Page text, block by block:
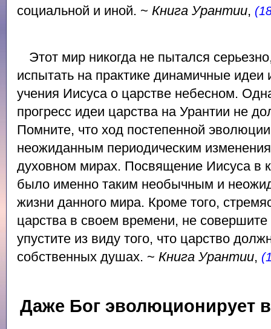
социальной и иной. ~ Книга Урантии,
Этот мир никогда не пытался
испытать на практике динамичные
учения Иисуса о царстве небесном.
прогресс идеи царства на Урантии не
Помните, что ход постепенной
неожиданным периодическим
духовном мирах. Посвящение Иисуса в
было именно таким необычным и
жизни данного мира. Кроме того,
царства в своем времени, не
упустите из виду того, что царство
собственных душах. ~ Книга Урантии,
Даже Бог эволюционирует